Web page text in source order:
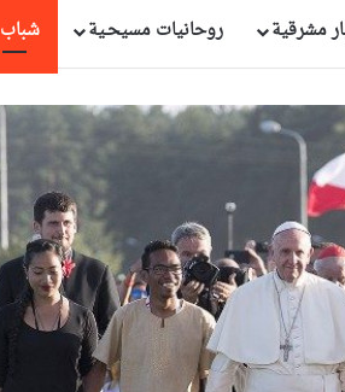
مشرقية روحانيات مسيحـية شباب